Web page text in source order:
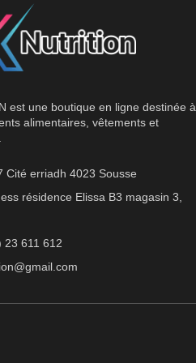
est une boutique en ligne destinée à
alimentaires, vêtements et
Cité erriadh 4023 Sousse
résidence Elissa B3 magasin 3,
23 611 612